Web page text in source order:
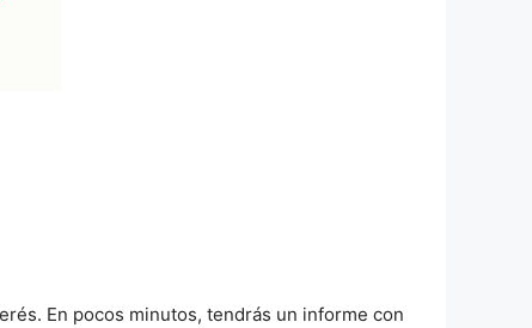
En pocos minutos, tendrás un informe con